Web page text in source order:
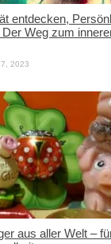
entdecken,
Der Weg zum
2023
aus aller Welt –